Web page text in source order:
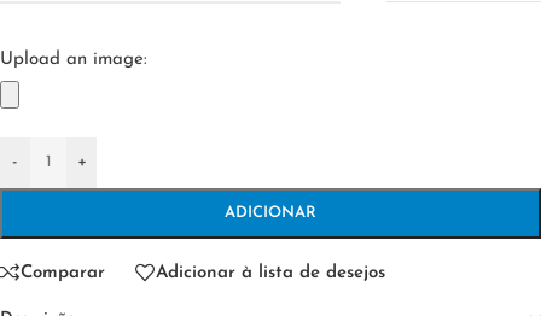
Upload an image:
- +
ADICIONAR
Comparar Adicionar à lista de desejos